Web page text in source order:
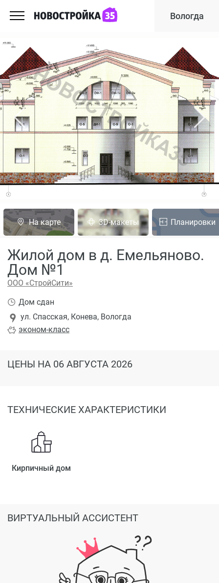
Вологда
На карте 3D-макеты Планировки
Жилой дом в д. Емельяново.
Дом №1
ООО «СтройСити»
эконом-класс
ул. Спасская, Конева, Вологда
Дом сдан
ЦЕНЫ НА 06 АВГУСТА 2026
ТЕХНИЧЕСКИЕ ХАРАКТЕРИСТИКИ
Кирпичный дом
ВИРТУАЛЬНЫЙ АССИСТЕНТ